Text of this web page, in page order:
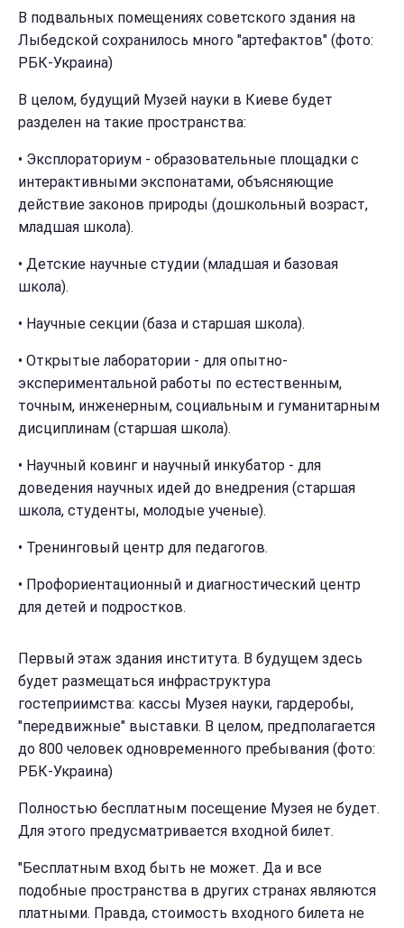
В подвальных помещениях советского здания на
Лыбедской сохранилось много "артефактов" (фото:
РБК-Украина)
В целом, будущий Музей науки в Киеве будет
разделен на такие пространства:
• Эксплораториум - образовательные площадки с
интерактивными экспонатами, объясняющие
действие законов природы (дошкольный возраст,
младшая школа).
• Детские научные студии (младшая и базовая
школа).
• Научные секции (база и старшая школа).
• Открытые лаборатории - для опытно-
экспериментальной работы по естественным,
точным, инженерным, социальным и гуманитарным
дисциплинам (старшая школа).
• Научный ковинг и научный инкубатор - для
доведения научных идей до внедрения (старшая
школа, студенты, молодые ученые).
• Тренинговый центр для педагогов.
• Профориентационный и диагностический центр
для детей и подростков.
Первый этаж здания института. В будущем здесь
будет размещаться инфраструктура
гостеприимства: кассы Музея науки, гардеробы,
"передвижные" выставки. В целом, предполагается
до 800 человек одновременного пребывания (фото:
РБК-Украина)
Полностью бесплатным посещение Музея не будет.
Для этого предусматривается входной билет.
"Бесплатным вход быть не может. Да и все
подобные пространства в других странах являются
платными. Правда, стоимость входного билета не